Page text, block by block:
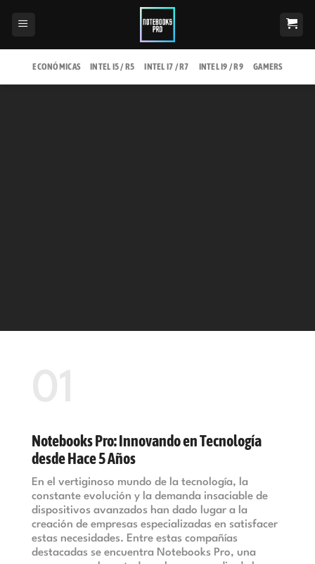
ECONÓMICAS INTEL I5 / R5 INTEL I7 / R7 INTEL I9 / R9 GAMERS
Notebooks Pro: Innovando en Tecnología
desde Hace 5 Años
En el vertiginoso mundo de la tecnología, la
constante evolución y la demanda insaciable de
dispositivos avanzados han dado lugar a la
creación de empresas especializadas en satisfacer
estas necesidades. Entre estas compañías
destacadas se encuentra Notebooks Pro, una